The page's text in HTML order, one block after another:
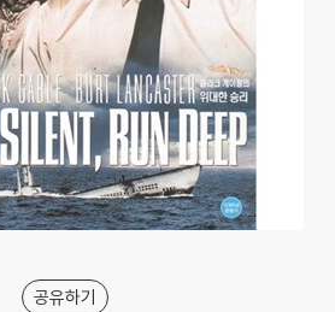
공유하기